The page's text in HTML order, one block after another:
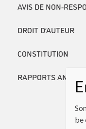
AVIS DE NON-
DROIT D’AUTEUR
CONSTITUTION
RAPPORTS ANNUELS
be